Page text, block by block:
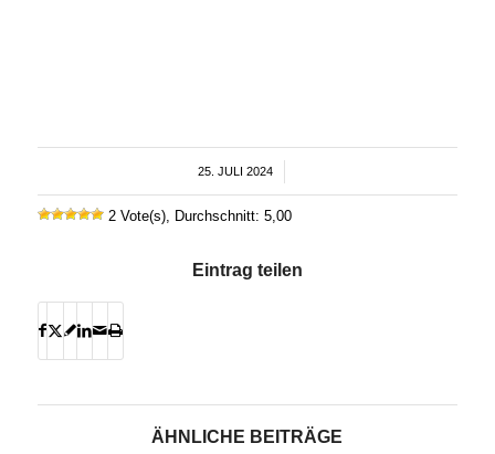
25. JULI 2024
2 Vote(s), Durchschnitt: 5,00
Eintrag teilen
ÄHNLICHE BEITRÄGE